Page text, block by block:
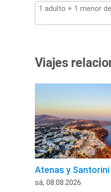
Viajes
Atenas y Santorini
sá, 08.08.2026